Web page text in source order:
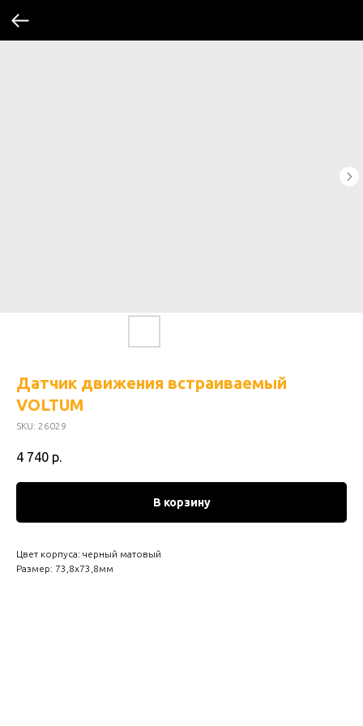
Датчик движения встраиваемый
VOLTUM
SKU: 26029
4 740 р.
В корзину
Цвет корпуса: черный матовый
Размер: 73,8х73,8мм